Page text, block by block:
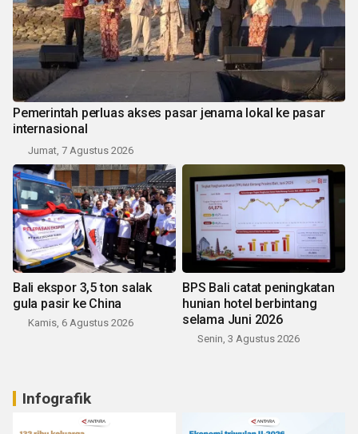
Pemerintah perluas akses pasar jenama lokal ke pasar
internasional
Jumat, 7 Agustus 2026
Bali ekspor 3,5 ton salak
gula pasir ke China
Kamis, 6 Agustus 2026
BPS Bali catat peningkatan
hunian hotel berbintang
selama Juni 2026
Senin, 3 Agustus 2026
Infografik